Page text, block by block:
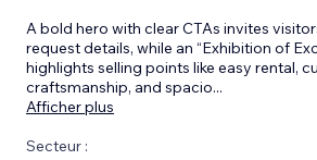
A bold hero with clear CTAs invites
request details, while an “Exhibition of
highlights selling points like easy rental,
craftsmanship, and spacio...
Afficher plus
Secteur :